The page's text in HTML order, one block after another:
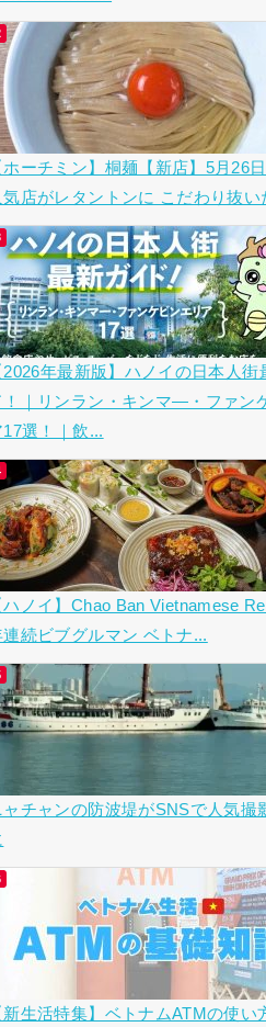
ホーチミン】桐麺【新店】5月26
気店がレタントンに こだわり抜い
2026年最新版】ハノイの日本人街
！｜リンラン・キンマ―・ファン
17選！｜飲...
ハノイ】Chao Ban Vietnamese
連続ビブグルマン ベトナ...
ャチャンの防波堤がSNSで人気撮
新生活特集】ベトナムATMの使い